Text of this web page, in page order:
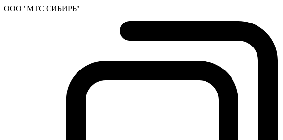
ООО "МТС СИБИРЬ"